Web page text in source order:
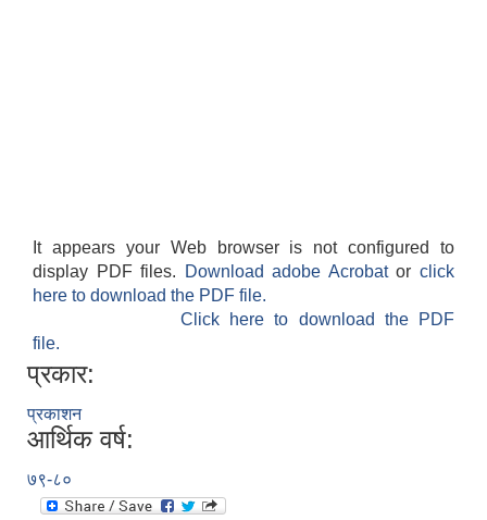
It appears your Web browser is not configured to
display PDF files.
Download adobe Acrobatorclick
here to download the PDF file.
Click here to download the PDF
file.
प्रकार:
प्रकाशन
आर्थिक वर्ष:
७९-८०